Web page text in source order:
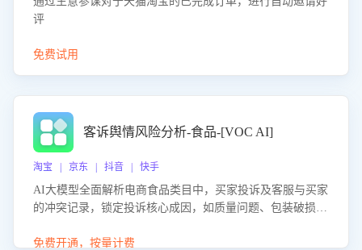
评
免费试用
客诉舆情风险分析-食品-[VOC AI]
淘宝 | 京东 | 抖音 | 快手
AI大模型全面解析电商食品类目中，买家投诉及客服与买家
的冲突记录，锁定投诉核心成因，如质量问题、包装破损
置差评防控，提升客户满意度。
免费开通，按量计费